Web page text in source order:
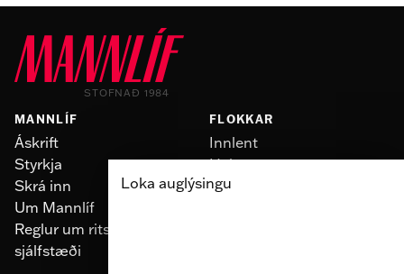
STOFNAÐ 1984
MANNLÍF
Áskrift
Styrkja
Skrá inn
Um Mannlíf
Reglur um ritstjórnarlegt
sjálfstæði
FLOKKAR
Innlent
Heimur
Slúður
Loka auglýsingu